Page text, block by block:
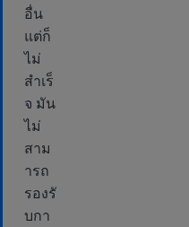
อื่น
แต่ก็
ไม่
สำเร็
จ มัน
ไม่
สาม
ารถ
รองรั
บกา